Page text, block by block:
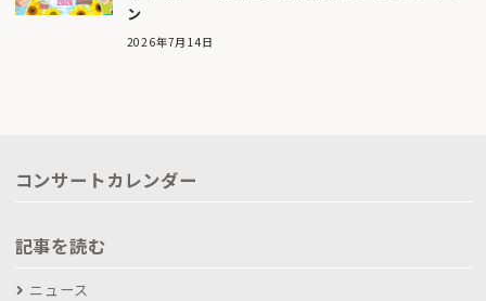
ン
2026年7月14日
コンサートカレンダー
記事を読む
ニュース